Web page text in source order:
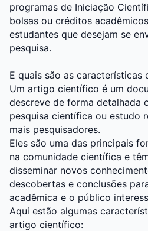
programas de Iniciação
bolsas ou créditos
estudantes que desejam se
pesquisa.
E quais são as
Um artigo científico é um
descreve de forma detalhada
pesquisa científica ou estudo
mais pesquisadores.
Eles são uma das principais
na comunidade científica e
disseminar novos
descobertas e conclusões
acadêmica e o público
Aqui estão algumas
artigo científico: